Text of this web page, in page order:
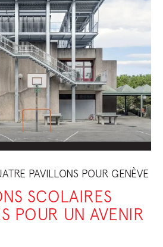
PAVILLONS POUR GENÈVE
SCOLAIRES
POUR UN AVENIR